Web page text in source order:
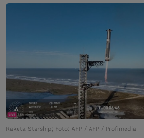
Raketa Starship; Foto: AFP / AFP / Profimedia